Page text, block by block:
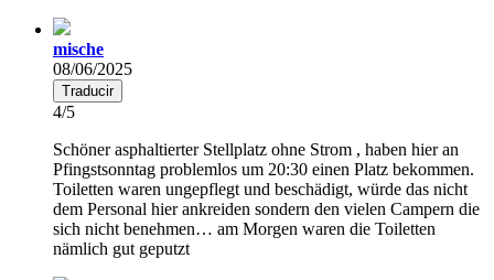
mische
08/06/2025
Traducir
4/5
Schöner asphaltierter Stellplatz ohne Strom , haben hier an
Pfingstsonntag problemlos um 20:30 einen Platz bekommen.
Toiletten waren ungepflegt und beschädigt, würde das nicht
dem Personal hier ankreiden sondern den vielen Campern die
sich nicht benehmen… am Morgen waren die Toiletten
nämlich gut geputzt